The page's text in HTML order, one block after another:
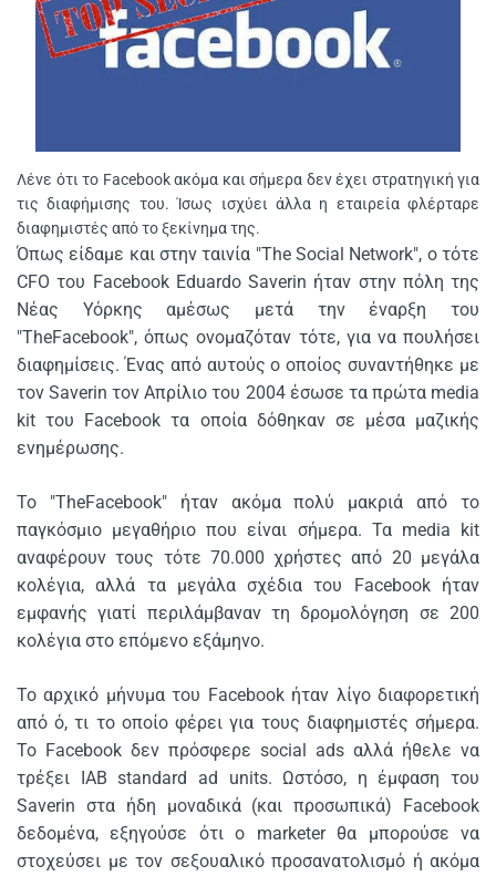
Λένε ότι το Facebook ακόμα και σήμερα δεν έχει στρατηγική για
τις διαφήμισης του. Ίσως ισχύει άλλα η εταιρεία φλέρταρε
διαφημιστές από το ξεκίνημα της.
Όπως είδαμε και στην ταινία "The Social Network", ο τότε
CFO του Facebook Eduardo Saverin ήταν στην πόλη της
Νέας Υόρκης αμέσως μετά την έναρξη του
"TheFacebook", όπως ονομαζόταν τότε, για να πουλήσει
διαφημίσεις. Ένας από αυτούς ο οποίος συναντήθηκε με
τον Saverin τον Απρίλιο του 2004 έσωσε τα πρώτα media
kit του Facebook τα οποία δόθηκαν σε μέσα μαζικής
ενημέρωσης.
Το "TheFacebook" ήταν ακόμα πολύ μακριά από το
παγκόσμιο μεγαθήριο που είναι σήμερα. Τα media kit
αναφέρουν τους τότε 70.000 χρήστες από 20 μεγάλα
κολέγια, αλλά τα μεγάλα σχέδια του Facebook ήταν
εμφανής γιατί περιλάμβαναν τη δρομολόγηση σε 200
κολέγια στο επόμενο εξάμηνο.
Το αρχικό μήνυμα του Facebook ήταν λίγο διαφορετική
από ό, τι το οποίο φέρει για τους διαφημιστές σήμερα.
Το Facebook δεν πρόσφερε social ads αλλά ήθελε να
τρέξει IAB standard ad units. Ωστόσο, η έμφαση του
Saverin στα ήδη μοναδικά (και προσωπικά) Facebook
δεδομένα, εξηγούσε ότι ο marketer θα μπορούσε να
στοχεύσει με τον σεξουαλικό προσανατολισμό ή ακόμα